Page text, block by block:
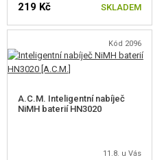
219 Kč SKLADEM
Kód 2096
A.C.M. Inteligentní nabíječ
NiMH baterií HN3020
11.8. u Vás